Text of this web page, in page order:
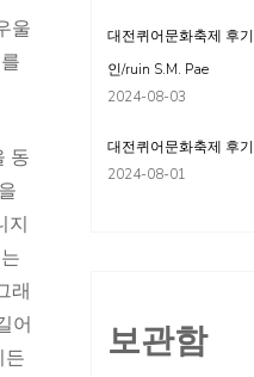
울
동
지
래
어
든
대전퀴어문화축제 후기
인/ruin S.M. Pae
2024-08-03
대전퀴어문화축제 후기
2024-08-01
보관함